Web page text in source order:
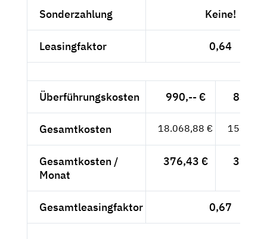
Sonderzahlung Keine!
Leasingfaktor 0,64
Überführungskosten 990,-- €
Gesamtkosten 18.068,88 €
Gesamtkosten /
Monat
376,43 €
Gesamtleasingfaktor 0,67